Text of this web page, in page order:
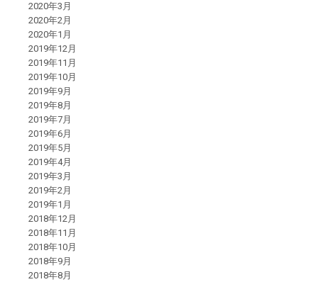
2020年3月
2020年2月
2020年1月
2019年12月
2019年11月
2019年10月
2019年9月
2019年8月
2019年7月
2019年6月
2019年5月
2019年4月
2019年3月
2019年2月
2019年1月
2018年12月
2018年11月
2018年10月
2018年9月
2018年8月